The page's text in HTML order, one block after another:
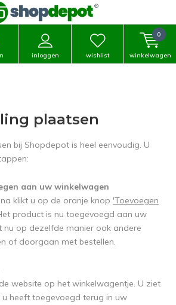
inloggen wishlist winkelwagen
0
plaatsen
bij Shopdepot is heel eenvoudig. U
aan uw winkelwagen
klikt u op de oranje knop 'Toevoegen
product is nu toegevoegd aan uw
nu op dezelfde manier ook andere
of doorgaan met bestellen.
website op het winkelwagentje. U ziet
heeft toegevoegd terug in uw